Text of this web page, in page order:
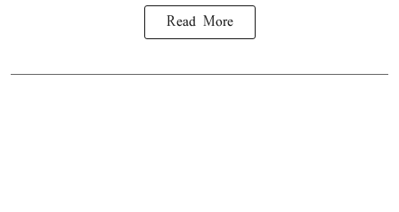
Read More